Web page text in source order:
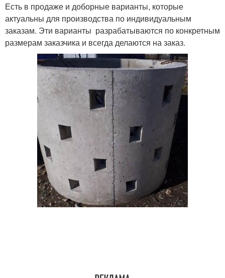
Есть в продаже и доборные варианты, которые
актуальны для производства по индивидуальным
заказам. Эти варианты разрабатываются по конкретным
размерам заказчика и всегда делаются на заказ.